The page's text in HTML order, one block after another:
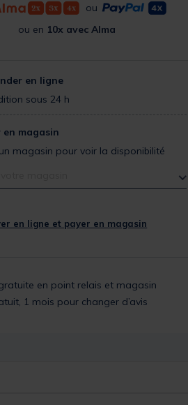
ou
ou en 10x avec Alma
en ligne
sous 24 h
en magasin
magasin pour voir la disponibilité
en ligne et payer en magasin
en point relais et magasin
1 mois pour changer d’avis